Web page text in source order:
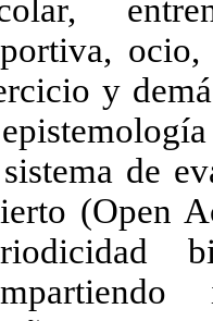
y
de
(Open